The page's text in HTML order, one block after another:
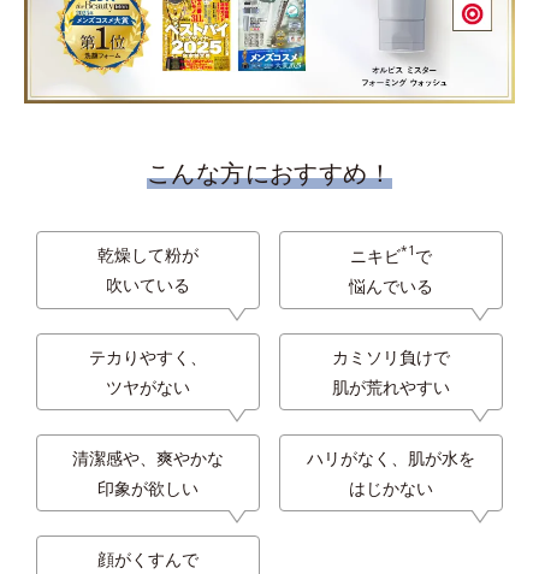
こんな方におすすめ！
乾燥して粉が
吹いている
ニキビ*1 で
悩んでいる
テカりやすく、
ツヤがない
カミソリ負けで
肌が荒れやすい
清潔感や、爽やかな
印象が欲しい
ハリがなく、肌が水を
はじかない
顔がくすんで